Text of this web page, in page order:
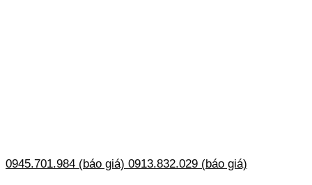
0945.701.984 (báo giá) 0913.832.029 (báo giá)